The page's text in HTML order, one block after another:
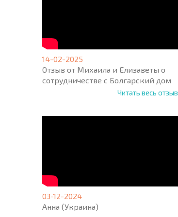
14-02-2025
Отзыв от Михаила и Елизаветы о
сотрудничестве с Болгарский дом
Читать весь отзыв
03-12-2024
Анна (Украина)